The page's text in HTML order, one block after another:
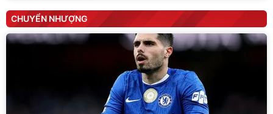
CHUYỂN NHƯỢNG